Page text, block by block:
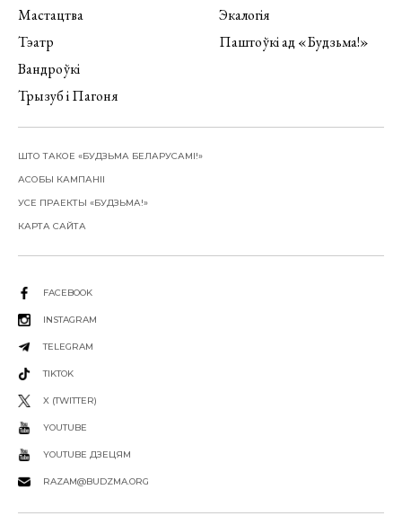
Мастацтва
Тэатр
Вандроўкі
Трызуб і Пагоня
Экалогія
Паштоўкі ад «Будзьма!»
ШТО ТАКОЕ «БУДЗЬМА БЕЛАРУСАМІ!»
АСОБЫ КАМПАНІІ
УСЕ ПРАЕКТЫ «БУДЗЬМА!»
КАРТА САЙТА
FACEBOOK
INSTAGRAM
TELEGRAM
TIKTOK
X (TWITTER)
YOUTUBE
YOUTUBE ДЗЕЦЯМ
RAZAM@BUDZMA.ORG